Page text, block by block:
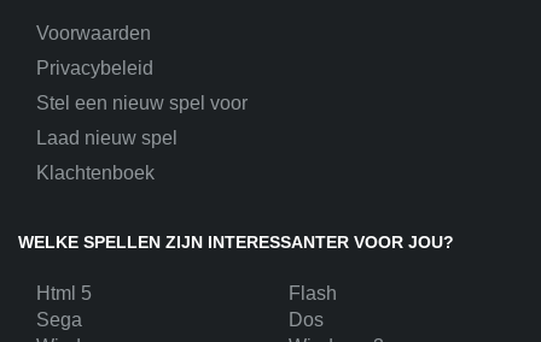
Voorwaarden
Privacybeleid
Stel een nieuw spel voor
Laad nieuw spel
Klachtenboek
WELKE SPELLEN ZIJN INTERESSANTER VOOR JOU?
Html 5
Flash
Sega
Dos